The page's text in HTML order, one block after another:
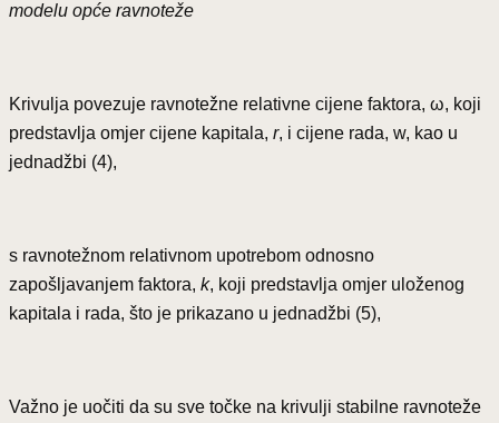
modelu opće ravnoteže
Krivulja povezuje ravnotežne relativne cijene faktora, ω, koji
predstavlja omjer cijene kapitala, r, i cijene rada, w, kao u
jednadžbi (4),
s ravnotežnom relativnom upotrebom odnosno
zapošljavanjem faktora, k, koji predstavlja omjer uloženog
kapitala i rada, što je prikazano u jednadžbi (5),
Važno je uočiti da su sve točke na krivulji stabilne ravnoteže